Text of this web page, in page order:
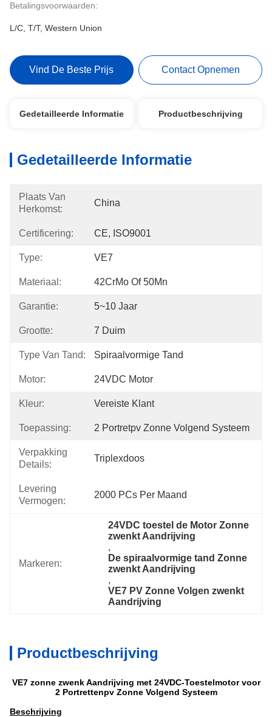
Betalingsvoorwaarden:
L/C, T/T, Western Union
Vind De Beste Prijs Contact Opnemen
Gedetailleerde Informatie Productbeschrijving
Gedetailleerde Informatie
Plaats Van
Herkomst:
China
Certificering: CE, ISO9001
Type: VE7
Materiaal: 42CrMo Of 50Mn
Garantie: 5~10 Jaar
Grootte: 7 Duim
Type Van Tand: Spiraalvormige Tand
Motor: 24VDC Motor
Kleur: Vereiste Klant
Toepassing: 2 Portretpv Zonne Volgend Systeem
Verpakking
Details:
Triplexdoos
Levering
Vermogen:
2000 PCs Per Maand
Markeren:
24VDC toestel de Motor Zonne
zwenkt Aandrijving
,
De spiraalvormige tand Zonne
zwenkt Aandrijving
,
VE7 PV Zonne Volgen zwenkt
Aandrijving
Productbeschrijving
VE7 zonne zwenk Aandrijving met 24VDC-Toestelmotor voor
2 Portrettenpv Zonne Volgend Systeem
Beschrijving